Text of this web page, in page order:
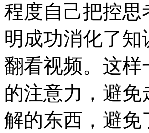
程度自己把控
明成功消化了
翻看视频。这
的注意力，避
解的东西，避